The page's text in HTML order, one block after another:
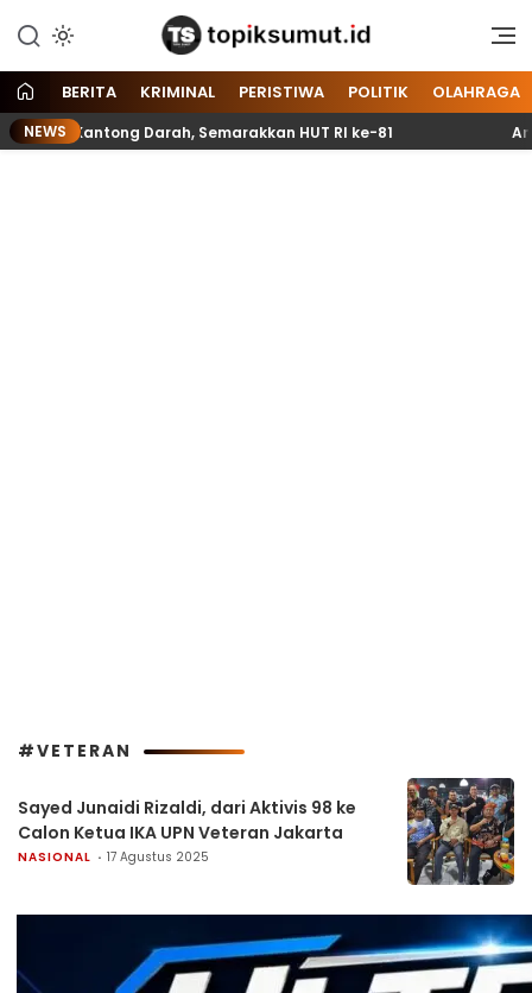
Topik Sumut
Memberitakan Seputar
dan Nasional
BERITA KRIMINAL PERISTIWA POLITIK OLAHRAGA
NEWS
70 Kantong Darah, Semarakkan HUT RI ke-81
#VETERAN
Sayed Junaidi Rizaldi, dari Aktivis 98 ke
Calon Ketua IKA UPN Veteran Jakarta
NASIONAL 17 Agustus 2025